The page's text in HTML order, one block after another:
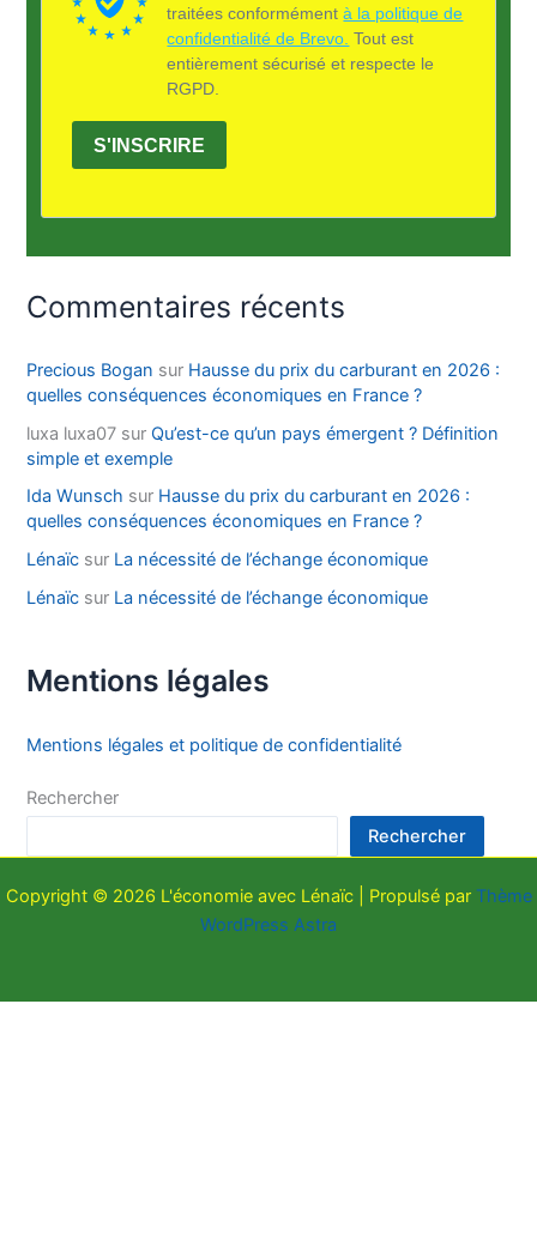
traitées conformémentà la politique de
confidentialité de Brevo. Tout est
entièrement sécurisé et respecte le
RGPD.
S'INSCRIRE
Commentaires récents
Precious Bogan sur Hausse du prix du carburant en 2026 :
quelles conséquences économiques en France ?
luxa luxa07 sur Qu’est-ce qu’un pays émergent ? Définition
simple et exemple
Ida Wunsch sur Hausse du prix du carburant en 2026 :
quelles conséquences économiques en France ?
Lénaïc sur La nécessité de l’échange économique
Lénaïc sur La nécessité de l’échange économique
Mentions légales
Mentions légales et politique de confidentialité
Rechercher
Rechercher
Copyright © 2026 L'économie avec Lénaïc | Propulsé par Thème
WordPress Astra